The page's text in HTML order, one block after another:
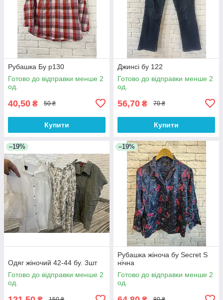
Рубашка Бу р130
Готово до відправки менше 2
од.
40,50 ₴ 50 ₴
Купити
Джинсі бу 122
Готово до відправки менше 2
од.
56,70 ₴ 70 ₴
Купити
–19%
Одяг жіночий 42-44 бу. 3шт
Готово до відправки менше 2
од.
–19%
Рубашка жіноча бу Secret S
нічна
Готово до відправки менше 2
од.